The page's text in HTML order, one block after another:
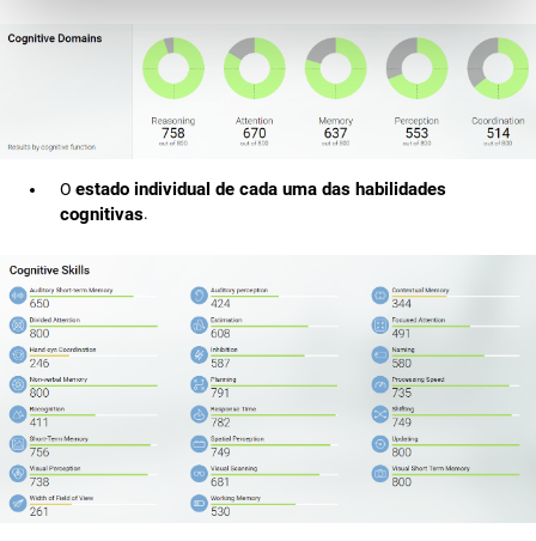
Oestado individual de cada uma das habilidades
cognitivas.